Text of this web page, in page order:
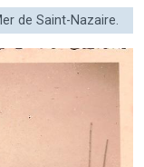
de Saint-Nazaire.